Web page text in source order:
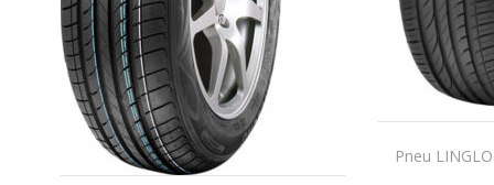
Pneu